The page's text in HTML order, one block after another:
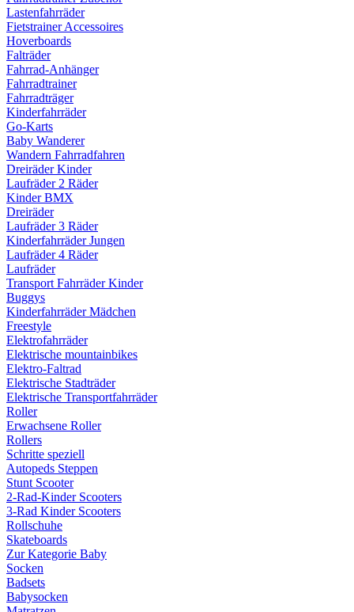
Lastenfahrräder
Fietstrainer Accessoires
Hoverboards
Falträder
Fahrrad-Anhänger
Fahrradtrainer
Fahrradträger
Kinderfahrräder
Go-Karts
Baby Wanderer
Wandern Fahrradfahren
Dreiräder Kinder
Laufräder 2 Räder
Kinder BMX
Dreiräder
Laufräder 3 Räder
Kinderfahrräder Jungen
Laufräder 4 Räder
Laufräder
Transport Fahrräder Kinder
Buggys
Kinderfahrräder Mädchen
Freestyle
Elektrofahrräder
Elektrische mountainbikes
Elektro-Faltrad
Elektrische Stadträder
Elektrische Transportfahrräder
Roller
Erwachsene Roller
Rollers
Schritte speziell
Autopeds Steppen
Stunt Scooter
2-Rad-Kinder Scooters
3-Rad Kinder Scooters
Rollschuhe
Skateboards
Zur Kategorie Baby
Socken
Badsets
Babysocken